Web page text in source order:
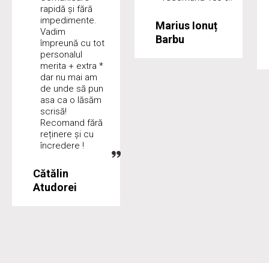
rapidă și fără
impedimente.
Vadim
împreună cu tot
personalul
merita + extra *
dar nu mai am
de unde să pun
asa ca o lăsăm
scrisă!
Recomand fără
reținere și cu
încredere !
Cătălin
Atudorei
Marius Ionuț
Barbu